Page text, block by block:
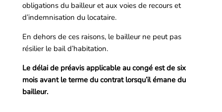
obligations du bailleur et aux voies de recours et
d’indemnisation du locataire.
En dehors de ces raisons, le bailleur ne peut pas
résilier le bail d’habitation.
Le délai de préavis applicable au congé est de six
mois avant le terme du contrat lorsqu’il émane du
bailleur.